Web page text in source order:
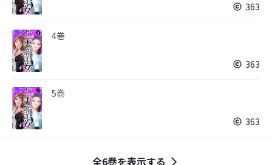
363
4巻
363
5巻
363
全6巻を表示する